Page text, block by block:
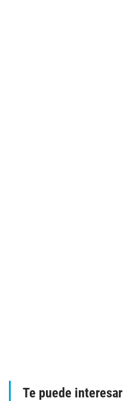
Te puede interesar